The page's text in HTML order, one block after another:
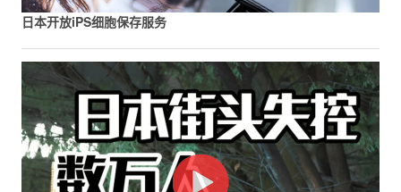
日本开放iPS细胞保存服务